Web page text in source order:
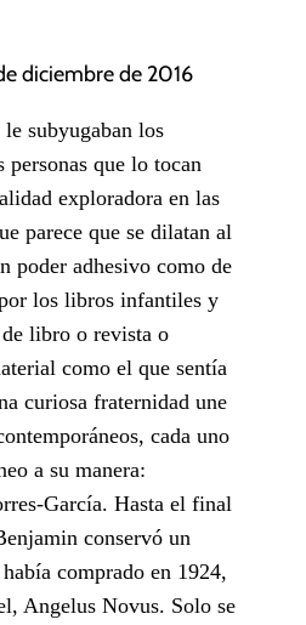
diciembre de 2016
subyugaban los
personas que lo tocan
exploradora en las
parece que se dilatan al
poder adhesivo como de
los libros infantiles y
libro o revista o
como el que sentía
curiosa fraternidad une
cada uno
a su manera:
García. Hasta el final
conservó un
comprado en 1924,
Angelus Novus. Solo se